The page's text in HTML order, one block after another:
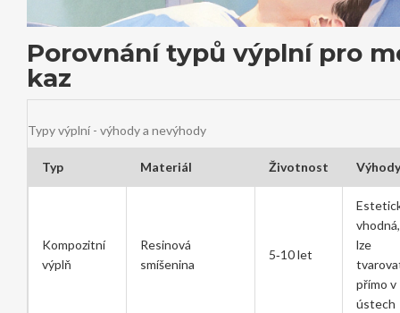
Porovnání typů výplní pro
kaz
Typy výplní - výhody a nevýhody
Typ Materiál Životnost Výhody
Kompozitní
výplň
Resinová
smíšenina
5‑10 let
vhodná,
lze
přímo v
ústech